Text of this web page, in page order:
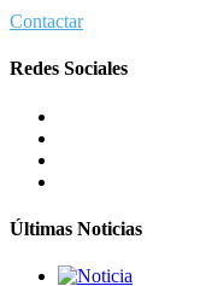
Contactar
Redes Sociales
Últimas Noticias